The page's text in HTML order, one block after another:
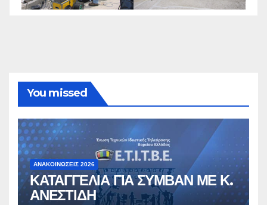
You missed
ΑΝΑΚΟΙΝΏΣΕΙΣ 2026
ΚΑΤΑΓΓΕΛΙΑ ΓΙΑ ΣΥΜΒΑΝ ΜΕ Κ.
ΑΝΕΣΤΙΔΗ